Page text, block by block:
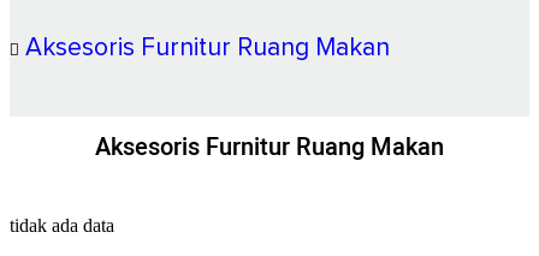
Aksesoris Furnitur Ruang Makan
Aksesoris Furnitur Ruang Makan
tidak ada data